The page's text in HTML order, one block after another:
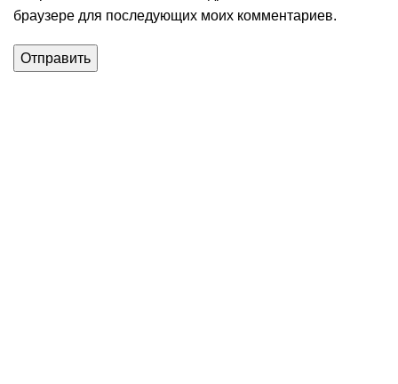
браузере для последующих моих комментариев.